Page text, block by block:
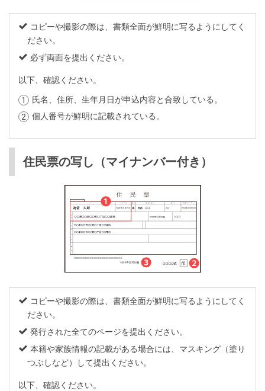
コピーや撮影の際は、書類全面が鮮明に写るようにしてく
ださい。
必ず両面を提出ください。
以下、確認ください。
氏名、住所、生年月日が申込内容と合致している。
個人番号が鮮明に記載されている。
住民票の写し（マイナンバー付き）
コピーや撮影の際は、書類全面が鮮明に写るようにしてく
ださい。
発行された全てのページを提出ください。
本籍や家族情報の記載がある場合には、マスキング（塗り
つぶしなど）して提出ください。
以下、確認ください。